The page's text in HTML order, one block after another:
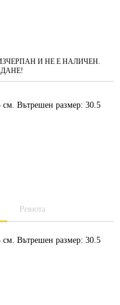
И НЕ Е НАЛИЧЕН.
Вътрешен размер: 30.5
Ревюта
Вътрешен размер: 30.5